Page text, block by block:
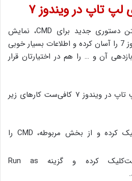
تاپ در ویندوز ۷
مایکروسافت با در نظر گرفتن دستوری جدید برای CMD، نمایش
درصد باتری لپ تاپ در ویندوز 7 را آسان کرده و اطلاعات بسیار خوبی
آن و … را هم در اختیارتان قرار
برای تست سلامت باتری لپ تاپ در ویندوز ۷ کافی‌ست کارهای زیر
روی منوی استارت کلیک کرده و از بخش مربوطه، CMD را
روی CMD.exe راست‌کلیک کرده و گزینه Run as